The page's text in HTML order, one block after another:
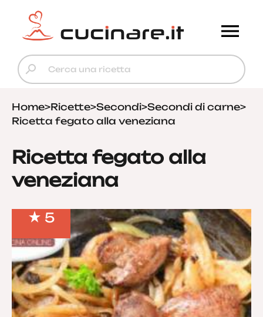
Home>Ricette>Secondi>Secondi di carne>
Ricetta fegato alla veneziana
Ricetta fegato alla
veneziana
5